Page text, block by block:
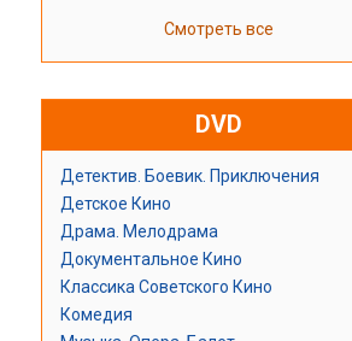
Смотреть все
DVD
Детектив. Боевик. Приключения
Детское Кино
Драма. Мелодрама
Документальное Кино
Классика Советского Кино
Комедия